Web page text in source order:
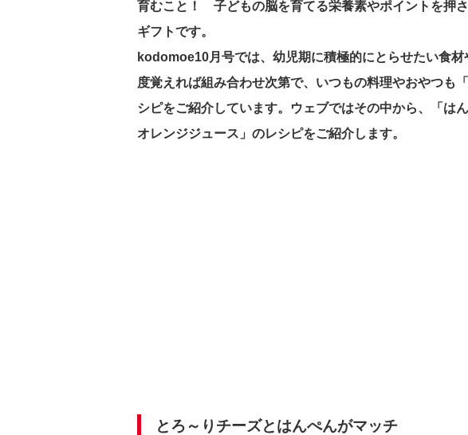
育むこと！ 子どもの脳を育てる栄養素やポイントを押
ギフトです。
kodomoe10月号では、幼児期に積極的にとらせたい食
度覚えれば組み合わせ次第で、いつもの料理やおやつも
シピをご紹介しています。ウェブではその中から、「は
オレンジジュース」のレシピをご紹介します。
とろ～りチーズとはんぺんがマッチ